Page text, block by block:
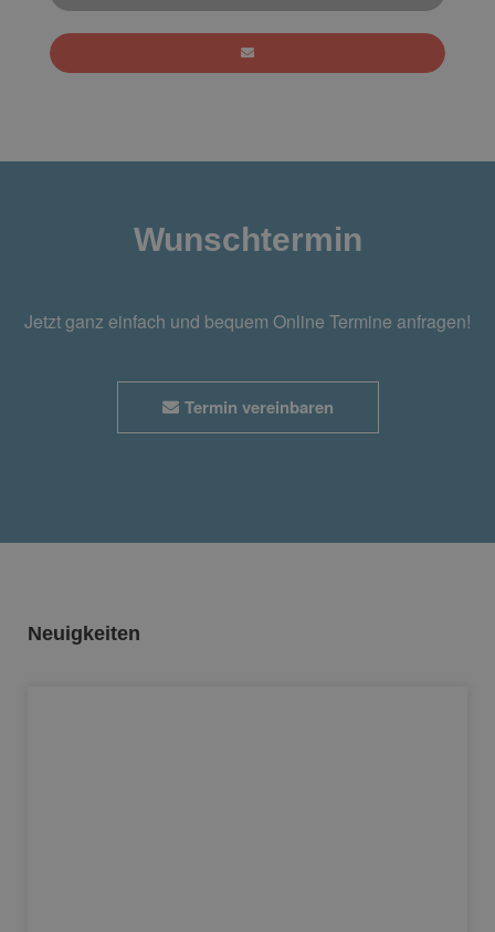
Wunschtermin
Jetzt ganz einfach und bequem Online Termine anfragen!
Termin vereinbaren
Neuigkeiten